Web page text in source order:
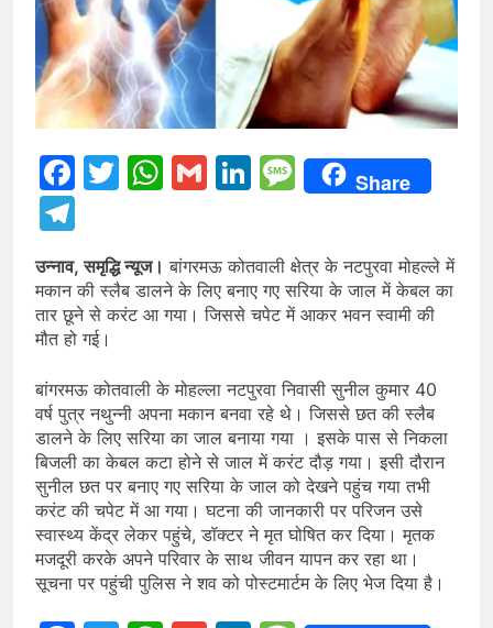
Facebook
Twitter
WhatsApp
GmailLinkedIn
Message
Share
उन्नाव, समृद्धि न्यूज। बांगरमऊ कोतवाली क्षेत्र के नटपुरवा मोहल्ले में
मकान की स्लैब डालने के लिए बनाए गए सरिया के जाल में केबल का
तार छूने से करंट आ गया। जिससे चपेट में आकर भवन स्वामी की
मौत हो गई।
बांगरमऊ कोतवाली के मोहल्ला नटपुरवा निवासी सुनील कुमार 40
वर्ष पुत्र नथुन्नी अपना मकान बनवा रहे थे। जिससे छत की स्लैब
डालने के लिए सरिया का जाल बनाया गया । इसके पास से निकला
बिजली का केबल कटा होने से जाल में करंट दौड़ गया। इसी दौरान
सुनील छत पर बनाए गए सरिया के जाल को देखने पहुंच गया तभी
करंट की चपेट में आ गया। घटना की जानकारी पर परिजन उसे
स्वास्थ्य केंद्र लेकर पहुंचे, डॉक्टर ने मृत घोषित कर दिया। मृतक
मजदूरी करके अपने परिवार के साथ जीवन यापन कर रहा था।
सूचना पर पहुंची पुलिस ने शव को पोस्टमार्टम के लिए भेज दिया है।